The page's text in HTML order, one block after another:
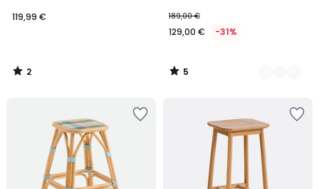
119,99 €
2
/
189,00 €
129,00 € -31%
5
/